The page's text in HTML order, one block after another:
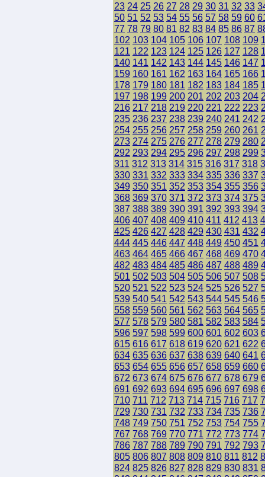
23 24 25 26 27 28 29 30 31 32 33
50 51 52 53 54 55 56 57 58 59 60
77 78 79 80 81 82 83 84 85 86 87
102 103 104 105 106 107 108 109
121 122 123 124 125 126 127 128
140 141 142 143 144 145 146 147
159 160 161 162 163 164 165 166
178 179 180 181 182 183 184 185
197 198 199 200 201 202 203 204
216 217 218 219 220 221 222 223
235 236 237 238 239 240 241 242
254 255 256 257 258 259 260 261
273 274 275 276 277 278 279 280
292 293 294 295 296 297 298 299
311 312 313 314 315 316 317 318
330 331 332 333 334 335 336 337
349 350 351 352 353 354 355 356
368 369 370 371 372 373 374 375
387 388 389 390 391 392 393 394
406 407 408 409 410 411 412 413
425 426 427 428 429 430 431 432
444 445 446 447 448 449 450 451
463 464 465 466 467 468 469 470
482 483 484 485 486 487 488 489
501 502 503 504 505 506 507 508
520 521 522 523 524 525 526 527
539 540 541 542 543 544 545 546
558 559 560 561 562 563 564 565
577 578 579 580 581 582 583 584
596 597 598 599 600 601 602 603
615 616 617 618 619 620 621 622
634 635 636 637 638 639 640 641
653 654 655 656 657 658 659 660
672 673 674 675 676 677 678 679
691 692 693 694 695 696 697 698
710 711 712 713 714 715 716 717
729 730 731 732 733 734 735 736
748 749 750 751 752 753 754 755
767 768 769 770 771 772 773 774
786 787 788 789 790 791 792 793
805 806 807 808 809 810 811 812
824 825 826 827 828 829 830 831